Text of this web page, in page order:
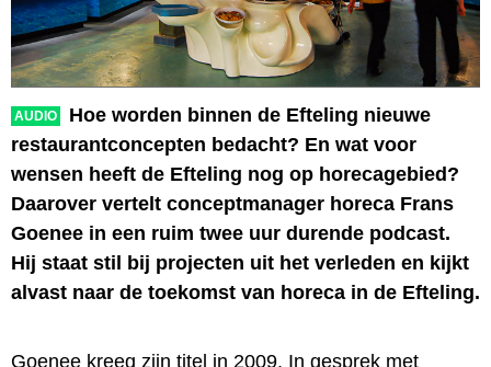
AUDIO
Hoe worden binnen de Efteling nieuwe
restaurantconcepten bedacht? En wat voor
wensen heeft de Efteling nog op horecagebied?
Daarover vertelt conceptmanager horeca Frans
Goenee in een ruim twee uur durende podcast.
Hij staat stil bij projecten uit het verleden en kijkt
alvast naar de toekomst van horeca in de Efteling.
Goenee kreeg zijn titel in 2009. In gesprek met